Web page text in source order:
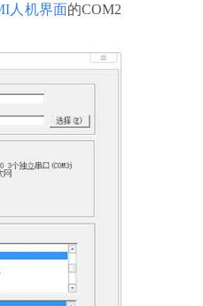
人机界面的COM2